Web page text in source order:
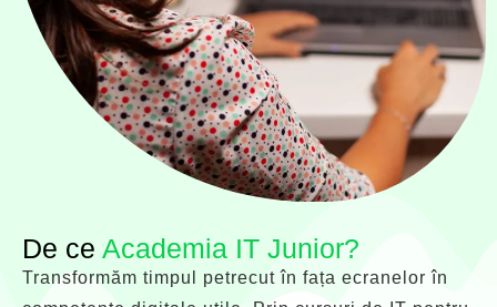
De ce Academia IT Junior?
Transformăm timpul petrecut în fața ecranelor în